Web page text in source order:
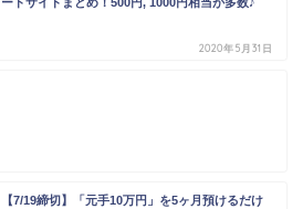
2020年5月31日
【7/19締切】「元手10万円」を5ヶ月預けるだけ